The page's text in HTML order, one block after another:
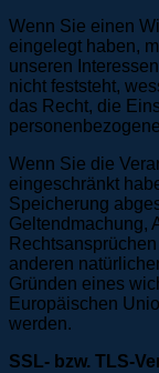
Wenn Sie einen
eingelegt haben,
unseren
nicht feststeht,
das Recht, die
Wenn Sie die
eingeschränkt
Speicherung
Geltendmachung,
anderen
Gründen eines
Europäischen
werden.
SSL- bzw. TLS-